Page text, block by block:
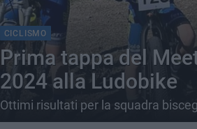
CICLISMO
Prima tappa del
2024 alla Ludobike
Ottimi risultati per la squadra